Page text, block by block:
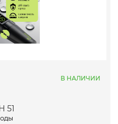
В НАЛИЧИИ
51